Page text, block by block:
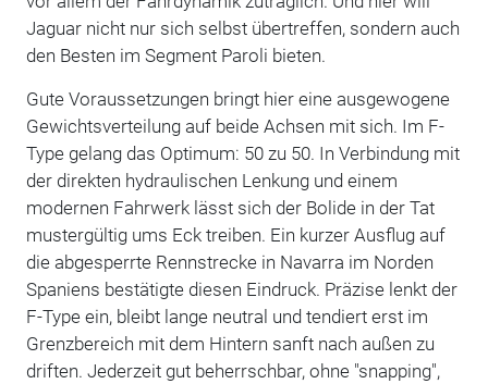
Jaguar nicht nur sich selbst übertreffen, sondern auch
den Besten im Segment Paroli bieten.
Gute Voraussetzungen bringt hier eine ausgewogene
Gewichtsverteilung auf beide Achsen mit sich. Im F-
Type gelang das Optimum: 50 zu 50. In Verbindung mit
der direkten hydraulischen Lenkung und einem
modernen Fahrwerk lässt sich der Bolide in der Tat
mustergültig ums Eck treiben. Ein kurzer Ausflug auf
die abgesperrte Rennstrecke in Navarra im Norden
Spaniens bestätigte diesen Eindruck. Präzise lenkt der
F-Type ein, bleibt lange neutral und tendiert erst im
Grenzbereich mit dem Hintern sanft nach außen zu
driften. Jederzeit gut beherrschbar, ohne "snapping",